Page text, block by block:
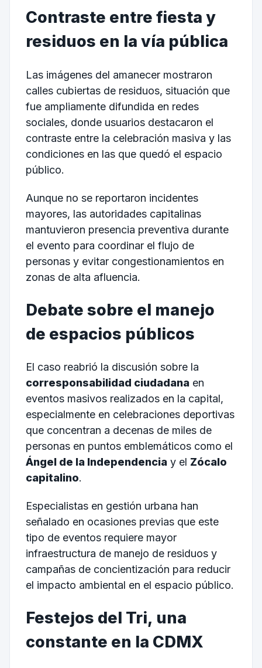
Contraste entre fiesta y
residuos en la vía pública
Las imágenes del amanecer mostraron
calles cubiertas de residuos, situación que
fue ampliamente difundida en redes
sociales, donde usuarios destacaron el
contraste entre la celebración masiva y las
condiciones en las que quedó el espacio
público.
Aunque no se reportaron incidentes
mayores, las autoridades capitalinas
mantuvieron presencia preventiva durante
el evento para coordinar el flujo de
personas y evitar congestionamientos en
zonas de alta afluencia.
Debate sobre el manejo
de espacios públicos
El caso reabrió la discusión sobre la
corresponsabilidad ciudadanaen
eventos masivos realizados en la capital,
especialmente en celebraciones deportivas
que concentran a decenas de miles de
personas en puntos emblemáticos como el
Ángel de la Independenciay el Zócalo
capitalino.
Especialistas en gestión urbana han
señalado en ocasiones previas que este
tipo de eventos requiere mayor
infraestructura de manejo de residuos y
campañas de concientización para reducir
el impacto ambiental en el espacio público.
Festejos del Tri, una
constante en la CDMX